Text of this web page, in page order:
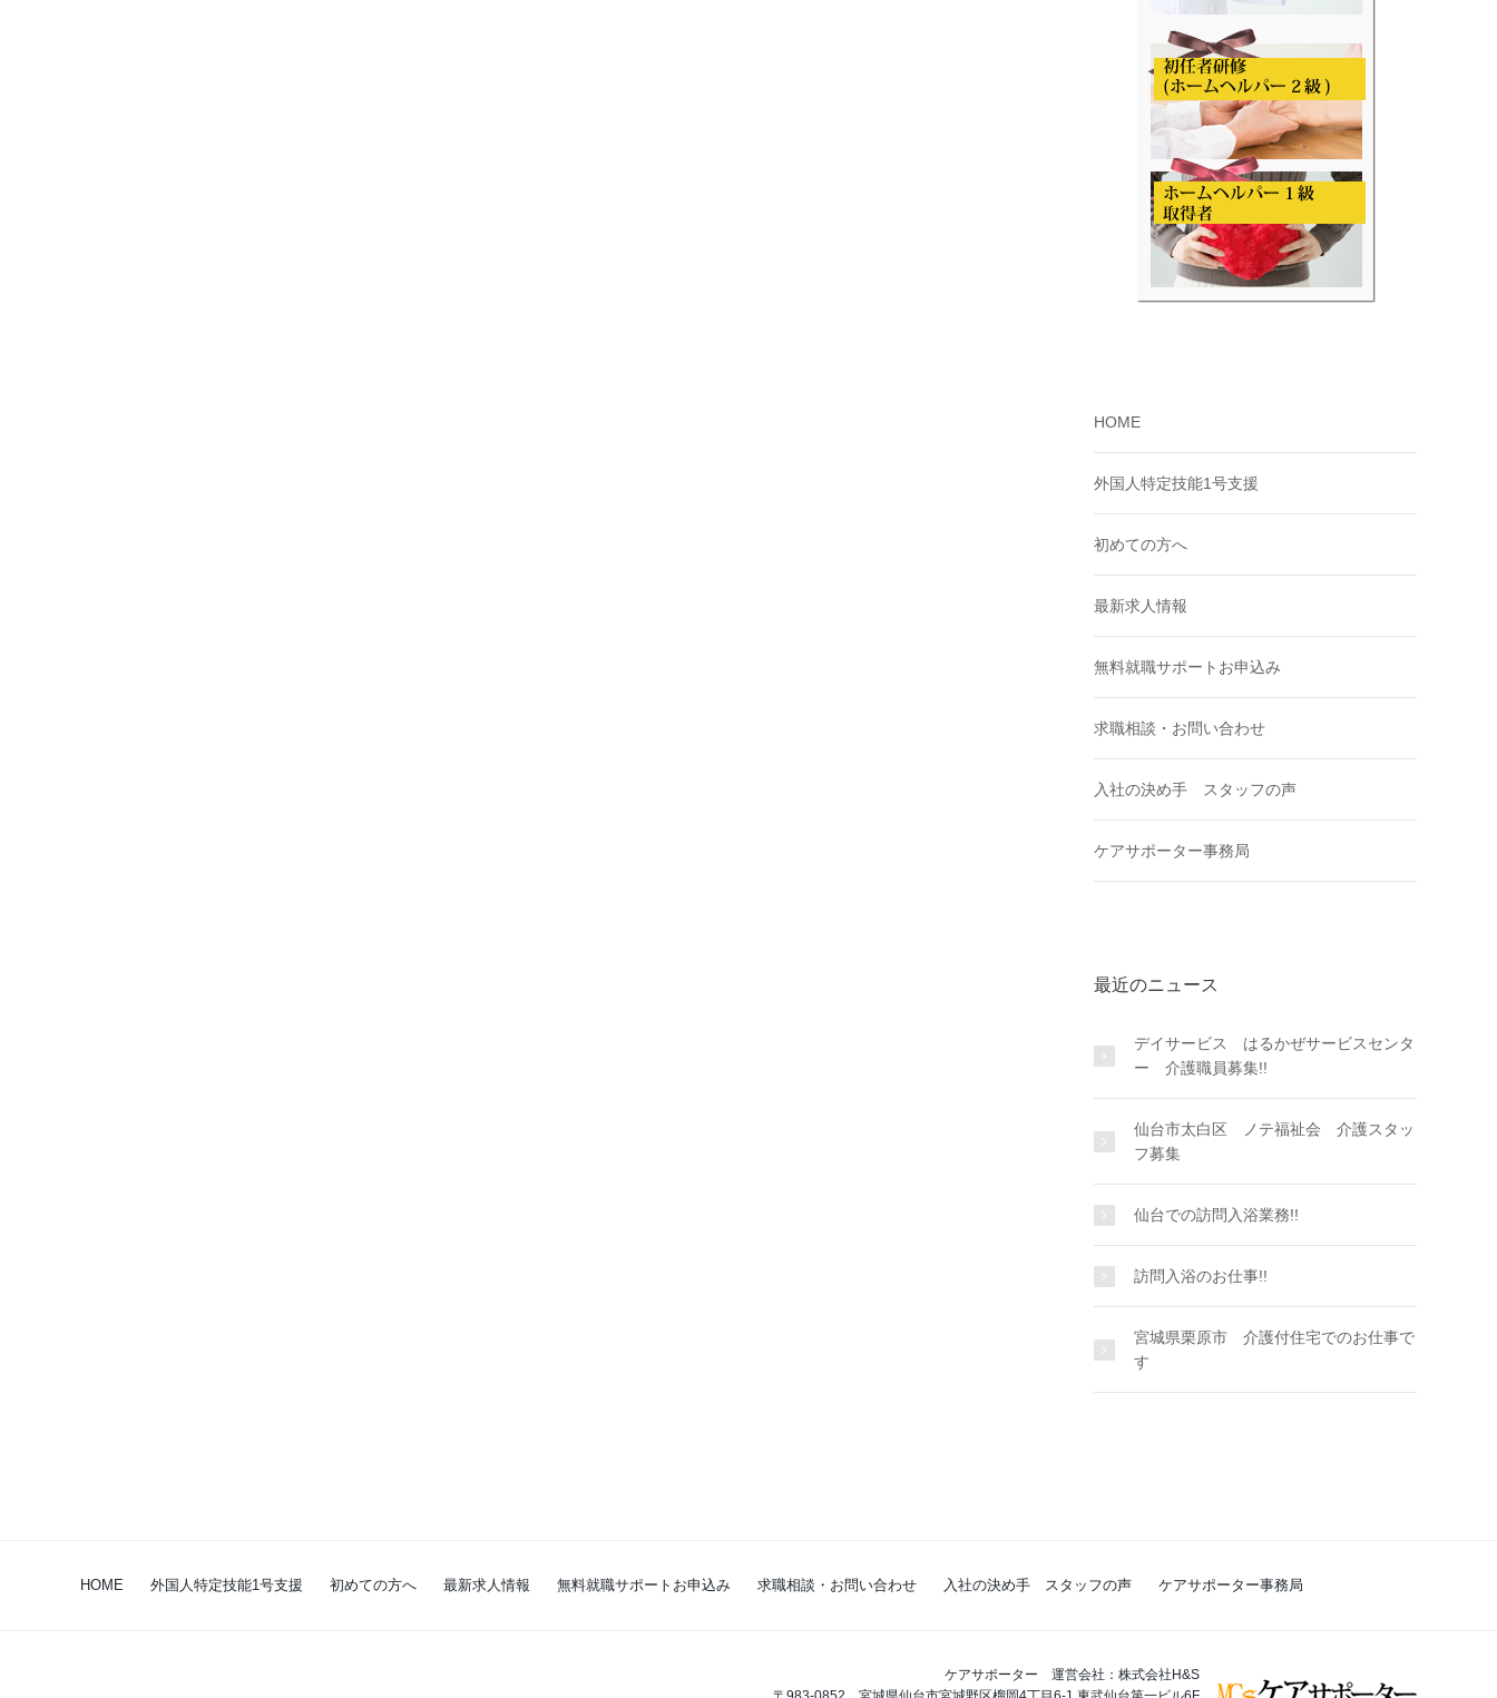
HOME
外国人特定技能1号支援
初めての方へ
最新求人情報
無料就職サポートお申込み
求職相談・お問い合わせ
入社の決め手 スタッフの声
ケアサポーター事務局
最近のニュース
デイサービス はるかぜサービスセンタ
ー 介護職員募集!!
仙台市太白区 ノテ福祉会 介護スタッ
フ募集
仙台での訪問入浴業務!!
訪問入浴のお仕事!!
宮城県栗原市 介護付住宅でのお仕事で
す
HOME 外国人特定技能1号支援 初めての方へ 最新求人情報 無料就職サポートお申込み 求職相談・お問い合わせ 入社の決め手 スタッフの声 ケアサポーター事務局
ケアサポーター 運営会社：株式会社H&S